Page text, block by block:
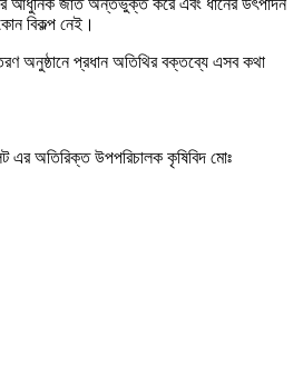
বিকল্প নেই।
অনুষ্ঠানে প্রধান অতিথির বক্তব্যে এসব কথা
এর অতিরিক্ত উপপরিচালক কৃষিবিদ মোঃ